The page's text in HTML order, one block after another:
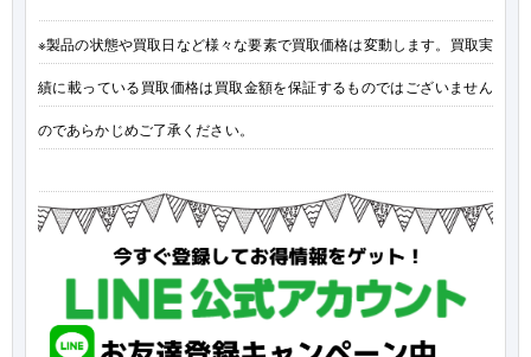
※製品の状態や買取日など様々な要素で買取価格は変動します。買取実
績に載っている買取価格は買取金額を保証するものではございません
のであらかじめご了承ください。